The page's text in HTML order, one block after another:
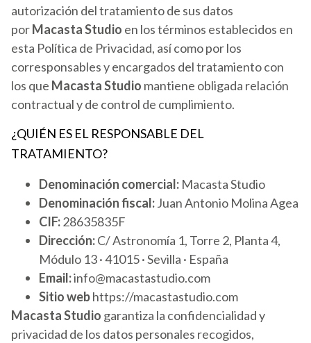
autorización del tratamiento de sus datos
porMacasta Studio en los términos establecidos en
esta Política de Privacidad, así como por los
corresponsables y encargados del tratamiento con
los que Macasta Studio mantiene obligada relación
contractual y de control de cumplimiento.
¿QUIÉN ES EL RESPONSABLE DEL
TRATAMIENTO?
Denominación comercial: Macasta Studio
Denominación fiscal:Juan Antonio Molina Agea
CIF:28635835F
Dirección:C/ Astronomía 1, Torre 2, Planta 4,
Módulo 13 · 41015 · Sevilla · España
Email:info@macastastudio.com
Sitio webhttps://macastastudio.com
Macasta Studio garantiza la confidencialidad y
privacidad de los datos personales recogidos,